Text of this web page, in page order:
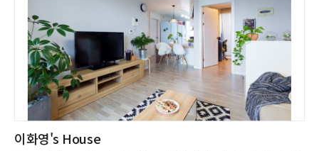
이화영's House